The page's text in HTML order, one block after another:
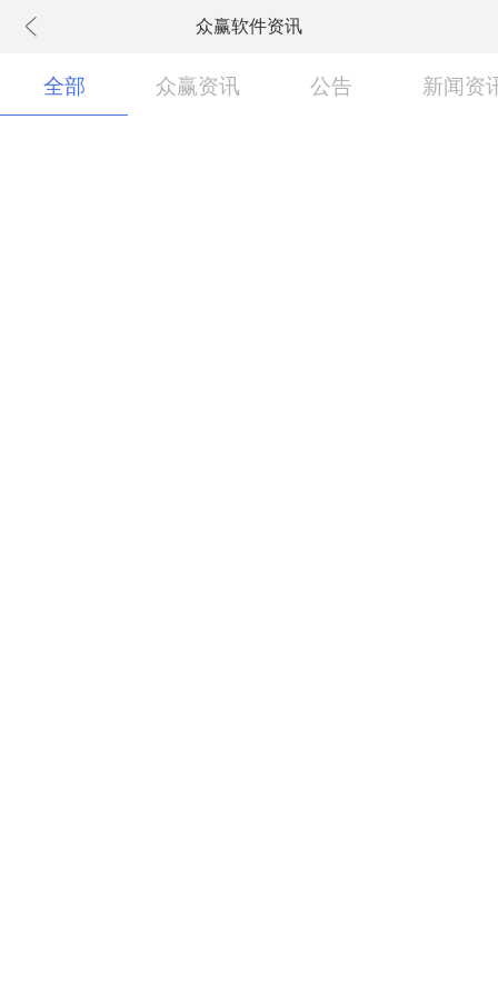
众赢软件资讯
全部 众赢资讯 公告 新闻资